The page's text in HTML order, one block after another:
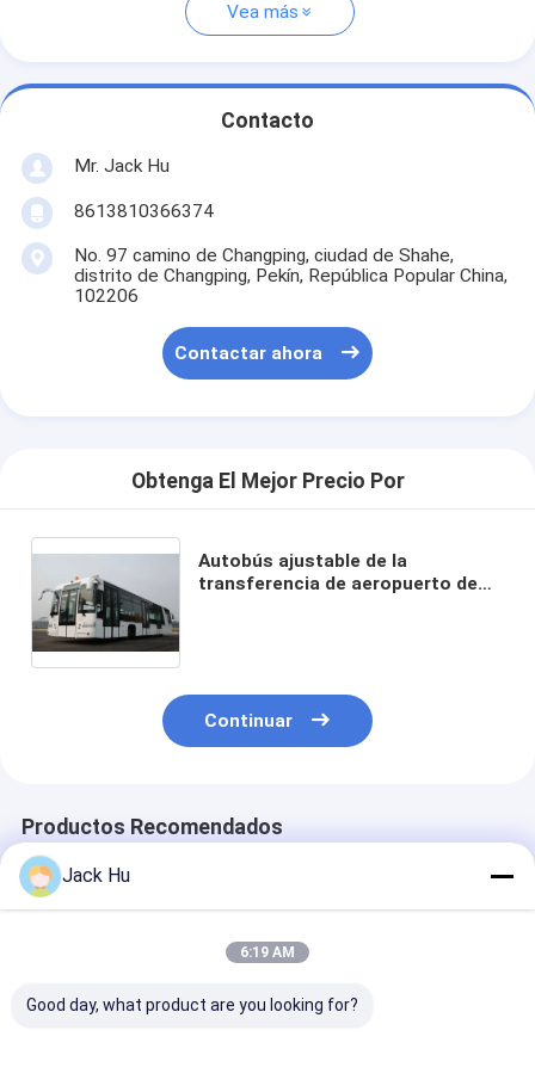
Vea más
Contacto
Mr. Jack Hu
8613810366374
No. 97 camino de Changping, ciudad de Shahe,
distrito de Changping, Pekín, República Popular China,
102206
Contactar ahora
Obtenga El Mejor Precio Por
Autobús ajustable de la
transferencia de aeropuerto de
Continuar
Productos Recomendados
Jack Hu
6:19 AM
Good day, what product are you looking for?